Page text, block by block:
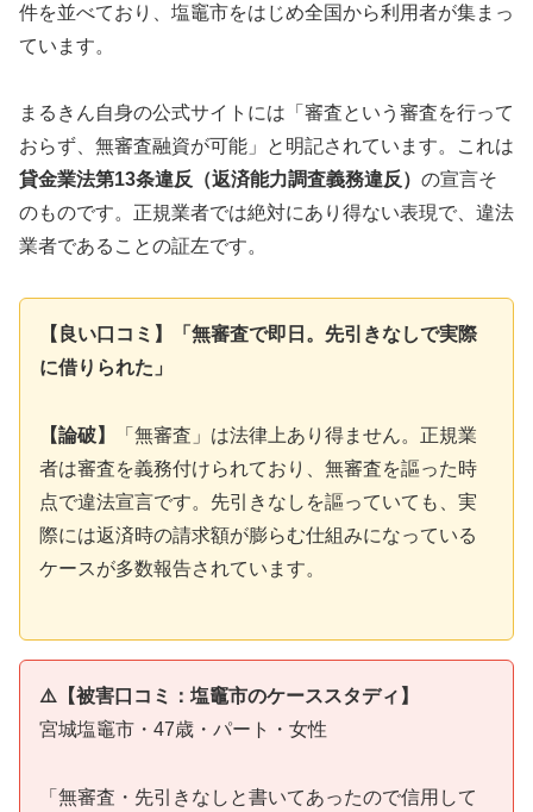
件を並べており、塩竈市をはじめ全国から利用者が集まっ
ています。
まるきん自身の公式サイトには「審査という審査を行って
おらず、無審査融資が可能」と明記されています。これは
貸金業法第13条違反（返済能力調査義務違反） の宣言そ
のものです。正規業者では絶対にあり得ない表現で、違法
業者であることの証左です。
【良い口コミ】「無審査で即日。先引きなしで実際
に借りられた」
【論破】
「無審査」は法律上あり得ません。正規業
者は審査を義務付けられており、無審査を謳った時
点で違法宣言です。先引きなしを謳っていても、実
際には返済時の請求額が膨らむ仕組みになっている
ケースが多数報告されています。
⚠️【被害口コミ：塩竈市のケーススタディ】
宮城塩竈市・47歳・パート・女性
「無審査・先引きなしと書いてあったので信用して